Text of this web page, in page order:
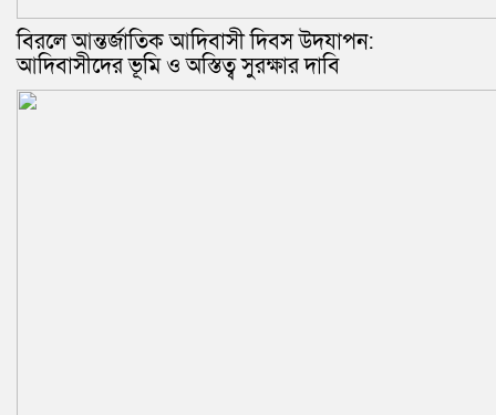
বিরলে আন্তর্জাতিক আদিবাসী দিবস উদযাপন:
আদিবাসীদের ভূমি ও অস্তিত্ব সুরক্ষার দাবি